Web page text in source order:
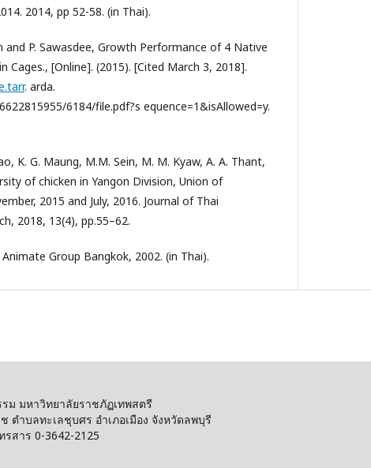
2014, pp 52-58. (in Thai).
and P. Sawasdee, Growth Performance of 4 Native
Cages., [Online]. (2015). [Cited March 3, 2018].
. arda.
6184/file.pdf?s equence=1&isAllowed=y.
K. G. Maung, M.M. Sein, M. M. Kyaw, A. A. Thant,
of chicken in Yangon Division, Union of
2015 and July, 2016. Journal of Thai
2018, 13(4), pp.55–62.
Group Bangkok, 2002. (in Thai).
ม มหาวิทยาลัยราชภัฏเทพสตรี
ตำบลทะเลชุบศร อำเภอเมือง จังหวัดลพบุรี
สาร 0-3642-2125